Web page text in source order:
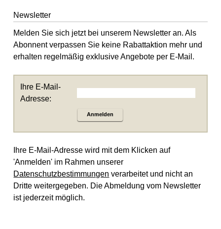
Newsletter
Melden Sie sich jetzt bei unserem Newsletter an. Als
Abonnent verpassen Sie keine Rabattaktion mehr und
erhalten regelmäßig exklusive Angebote per E-Mail.
Ihre E-Mail-
Adresse:
Anmelden
Ihre E-Mail-Adresse wird mit dem Klicken auf
'Anmelden' im Rahmen unserer
Datenschutzbestimmungen verarbeitet und nicht an
Dritte weitergegeben. Die Abmeldung vom Newsletter
ist jederzeit möglich.